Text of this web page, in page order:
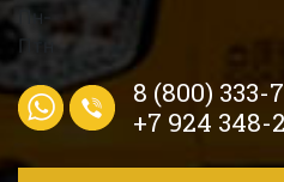
8 (800) 333-
+7 924 348-